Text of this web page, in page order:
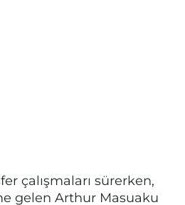
çalışmaları sürerken,
gelen Arthur Masuaku